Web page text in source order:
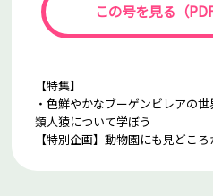
この号を見る（
【特集】
・色鮮やかなブーゲンビレアの
類人猿について学ぼう
【特別企画】動物園にも見どこ